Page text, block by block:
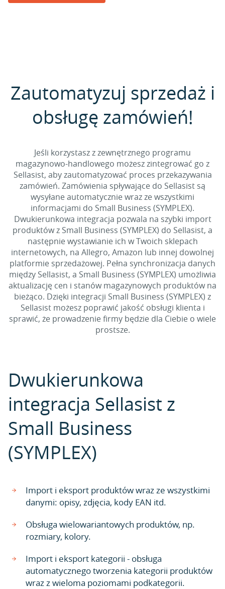
Zautomatyzuj sprzedaż i
obsługę zamówień!
Jeśli korzystasz z zewnętrznego programu
magazynowo-handlowego możesz zintegrować go z
Sellasist, aby zautomatyzować proces przekazywania
zamówień. Zamówienia spływające do Sellasist są
wysyłane automatycznie wraz ze wszystkimi
informacjami do Small Business (SYMPLEX).
Dwukierunkowa integracja pozwala na szybki import
produktów z Small Business (SYMPLEX) do Sellasist, a
następnie wystawianie ich w Twoich sklepach
internetowych, na Allegro, Amazon lub innej dowolnej
platformie sprzedażowej. Pełna synchronizacja danych
między Sellasist, a Small Business (SYMPLEX) umożliwia
aktualizację cen i stanów magazynowych produktów na
bieżąco. Dzięki integracji Small Business (SYMPLEX) z
Sellasist możesz poprawić jakość obsługi klienta i
sprawić, że prowadzenie firmy będzie dla Ciebie o wiele
prostsze.
Dwukierunkowa
integracja Sellasist z
Small Business
(SYMPLEX)
Import i eksport produktów wraz ze wszystkimi
danymi: opisy, zdjęcia, kody EAN itd.
Obsługa wielowariantowych produktów, np.
rozmiary, kolory.
Import i eksport kategorii - obsługa
automatycznego tworzenia kategorii produktów
wraz z wieloma poziomami podkategorii.